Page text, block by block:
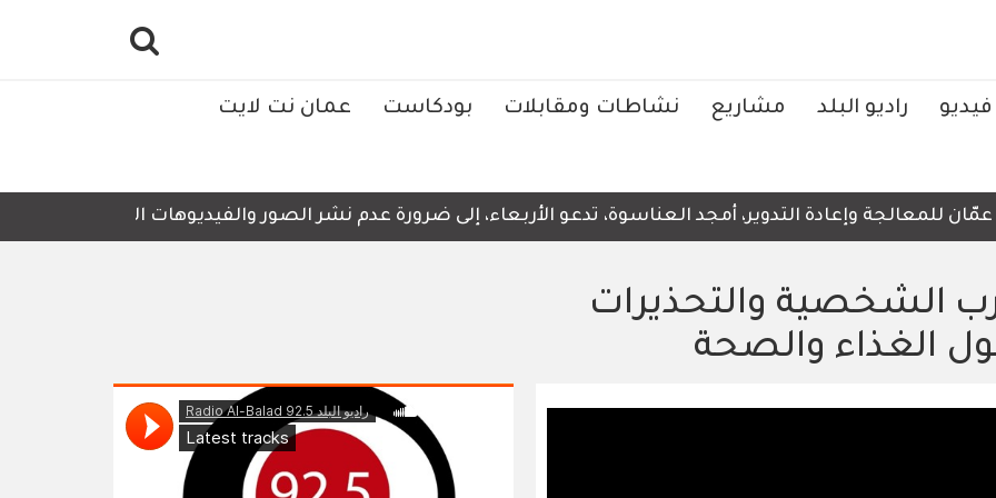
فيديو راديو البلد مشاريع نشاطات ومقابلات بودكاست عمان نت لايت
وإعادة التدوير، أمجد العناسوة، تدعو الأربعاء، إلى ضرورة عدم نشر الصور والفيديوهات التي لا تحتوي على أي
الشخصية والتحذيرات
الغذاء والصحة